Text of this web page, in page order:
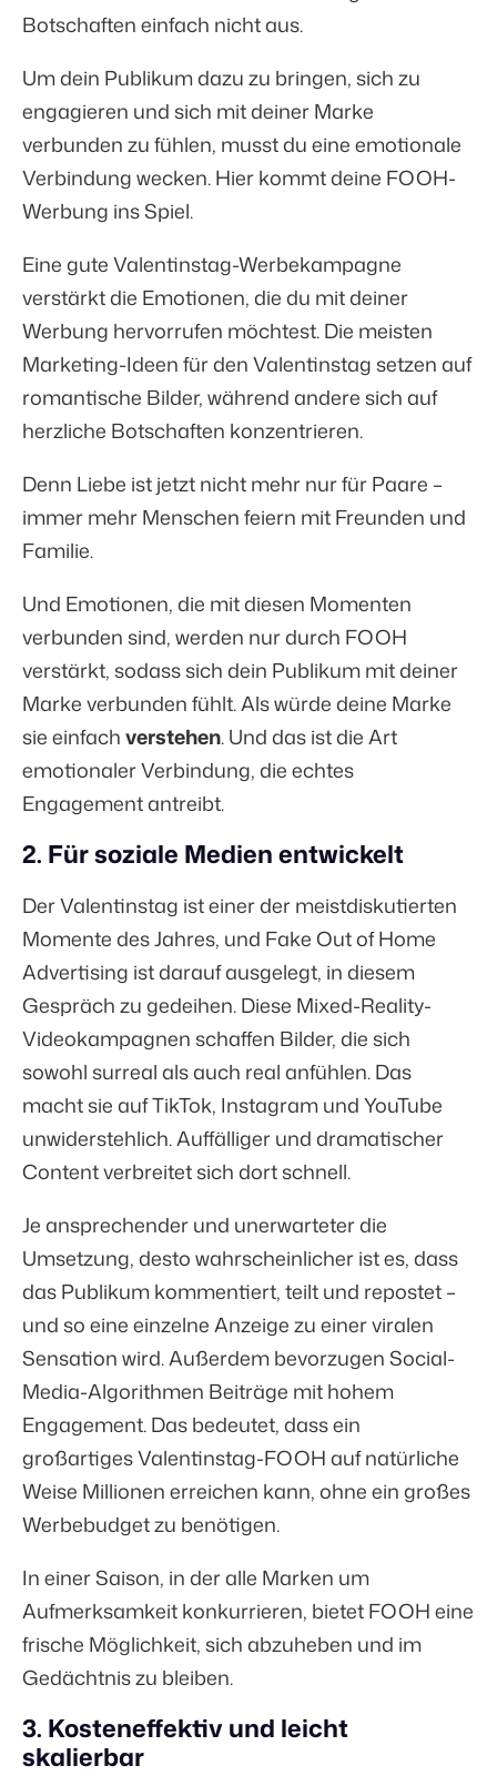
Botschaften einfach nicht aus.
Um dein Publikum dazu zu bringen, sich zu
engagieren und sich mit deiner Marke
verbunden zu fühlen, musst du eine emotionale
Verbindung wecken. Hier kommt deine FOOH-
Werbung ins Spiel.
Eine gute Valentinstag-Werbekampagne
verstärkt die Emotionen, die du mit deiner
Werbung hervorrufen möchtest. Die meisten
Marketing-Ideen für den Valentinstag setzen auf
romantische Bilder, während andere sich auf
herzliche Botschaften konzentrieren.
Denn Liebe ist jetzt nicht mehr nur für Paare –
immer mehr Menschen feiern mit Freunden und
Familie.
Und Emotionen, die mit diesen Momenten
verbunden sind, werden nur durch FOOH
verstärkt, sodass sich dein Publikum mit deiner
Marke verbunden fühlt. Als würde deine Marke
sie einfachverstehen. Und das ist die Art
emotionaler Verbindung, die echtes
Engagement antreibt.
2. Für soziale Medien entwickelt
Der Valentinstag ist einer der meistdiskutierten
Momente des Jahres, und Fake Out of Home
Advertising ist darauf ausgelegt, in diesem
Gespräch zu gedeihen. Diese Mixed-Reality-
Videokampagnen schaffen Bilder, die sich
sowohl surreal als auch real anfühlen. Das
macht sie auf TikTok, Instagram und YouTube
unwiderstehlich. Auffälliger und dramatischer
Content verbreitet sich dort schnell.
Je ansprechender und unerwarteter die
Umsetzung, desto wahrscheinlicher ist es, dass
das Publikum kommentiert, teilt und repostet –
und so eine einzelne Anzeige zu einer viralen
Sensation wird. Außerdem bevorzugen Social-
Media-Algorithmen Beiträge mit hohem
Engagement. Das bedeutet, dass ein
großartiges Valentinstag-FOOH auf natürliche
Weise Millionen erreichen kann, ohne ein großes
Werbebudget zu benötigen.
In einer Saison, in der alle Marken um
Aufmerksamkeit konkurrieren, bietet FOOH eine
frische Möglichkeit, sich abzuheben und im
Gedächtnis zu bleiben.
3. Kosteneffektiv und leicht
skalierbar